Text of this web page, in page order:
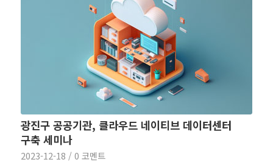
광진구 공공기관, 클라우드 네이티브 데이터센터
구축 세미나
2023-12-18 / 0 코멘트